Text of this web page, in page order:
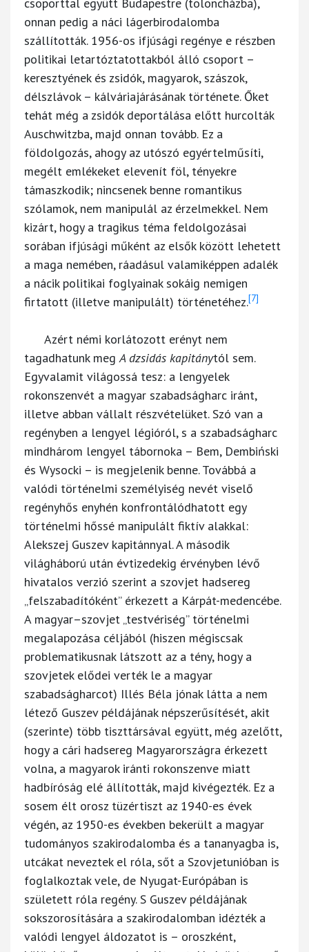
onnan pedig a náci lágerbirodalomba
szállították. 1956-os ifjúsági regénye e részben
politikai letartóztatottakból álló csoport –
keresztyének és zsidók, magyarok, szászok,
délszlávok – kálváriajárásának története. Őket
tehát még a zsidók deportálása előtt hurcolták
Auschwitzba, majd onnan tovább. Ez a
földolgozás, ahogy az utószó egyértelműsíti,
megélt emlékeket elevenít föl, tényekre
támaszkodik; nincsenek benne romantikus
szólamok, nem manipulál az érzelmekkel. Nem
kizárt, hogy a tragikus téma feldolgozásai
sorában ifjúsági műként az elsők között lehetett
a maga nemében, ráadásul valamiképpen adalék
a nácik politikai foglyainak sokáig nemigen
firtatott (illetve manipulált) történetéhez.[7]
Azért némi korlátozott erényt nem
tagadhatunk megA dzsidás kapitánytól sem.
Egyvalamit világossá tesz: a lengyelek
rokonszenvét a magyar szabadságharc iránt,
illetve abban vállalt részvételüket. Szó van a
regényben a lengyel légióról, s a szabadságharc
mindhárom lengyel tábornoka – Bem, Dembiński
és Wysocki – is megjelenik benne. Továbbá a
valódi történelmi személyiség nevét viselő
regényhős enyhén konfrontálódhatott egy
történelmi hőssé manipulált fiktív alakkal:
Alekszej Guszev kapitánnyal. A második
világháború után évtizedekig érvényben lévő
hivatalos verzió szerint a szovjet hadsereg
„felszabadítóként” érkezett a Kárpát-medencébe.
A magyar–szovjet „testvériség” történelmi
megalapozása céljából (hiszen mégiscsak
problematikusnak látszott az a tény, hogy a
szovjetek elődei verték le a magyar
szabadságharcot) Illés Béla jónak látta a nem
létező Guszev példájának népszerűsítését, akit
(szerinte) több tiszttársával együtt, még azelőtt,
hogy a cári hadsereg Magyarországra érkezett
volna, a magyarok iránti rokonszenve miatt
hadbíróság elé állították, majd kivégezték. Ez a
sosem élt orosz tüzértiszt az 1940-es évek
végén, az 1950-es években bekerült a magyar
tudományos szakirodalomba és a tananyagba is,
utcákat neveztek el róla, sőt a Szovjetunióban is
foglalkoztak vele, de Nyugat-Európában is
született róla regény. S Guszev példájának
sokszorosítására a szakirodalomban idézték a
valódi lengyel áldozatot is – oroszként,